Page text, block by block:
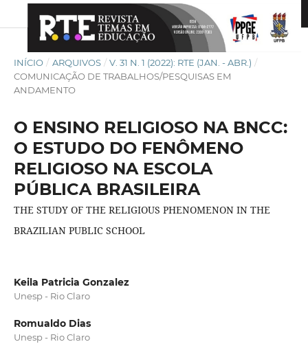
INÍCIO / ARQUIVOS / V. 31 N. 1 (2022): RTE (JAN. - ABR.) /
COMUNICAÇÃO DE TRABALHOS/PESQUISAS EM
ANDAMENTO
O ENSINO RELIGIOSO NA BNCC:
O ESTUDO DO FENÔMENO
RELIGIOSO NA ESCOLA
PÚBLICA BRASILEIRA
THE STUDY OF THE RELIGIOUS PHENOMENON IN THE
BRAZILIAN PUBLIC SCHOOL
Keila Patricia Gonzalez
Unesp - Rio Claro
Romualdo Dias
Unesp - Rio Claro